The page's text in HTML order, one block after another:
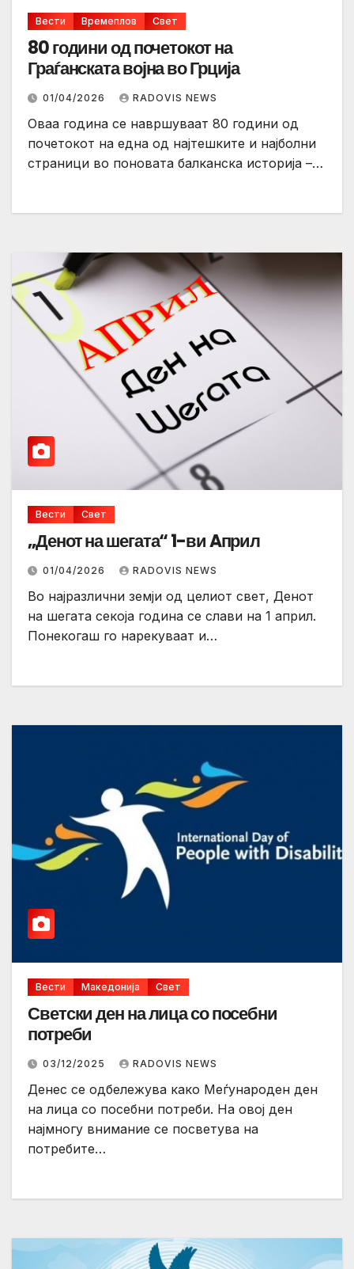
Вести Времеплов Свет
80 години од почетокот на
Граѓанската војна во Грција
01/04/2026 RADOVIS NEWS
Оваа година се навршуваат 80 години од
почетокот на една од најтешките и најболни
страници во поновата балканска историја –…
Вести Свет
„Денот на шегата“ 1-ви Aприл
01/04/2026 RADOVIS NEWS
Во најразлични земји од целиот свет, Денот
на шегата секоја година се слави на 1 април.
Понекогаш го нарекуваат и…
Вести Македонија Свет
Светски ден на лица со посебни
потреби
03/12/2025 RADOVIS NEWS
Денес се одбележува како Меѓународен ден
на лица со посебни потреби. На овој ден
најмногу внимание се посветува на
потребите…